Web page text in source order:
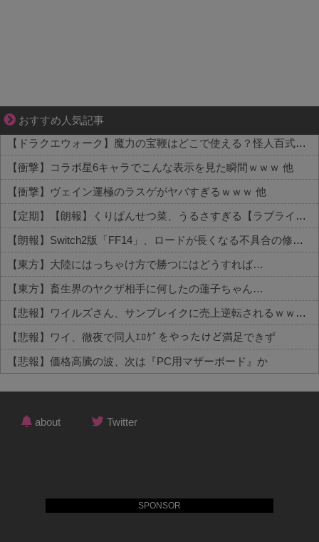
SPONSOR
おすすめ人気記事
知らない土地で、主婦は孤独になる
【ドラクエウォーク】魔力の宝鞭はどこで使える？怪人百式での実用性と不安定さを評価 他
【衝撃】コラボ星6キャラでこんな表示を見た瞬間ｗｗｗ 他
【衝撃】ヴェイン運極のラスゲがヤバすぎるｗｗｗ 他
【定期】【朗報】くりぱんせつ菜、うるさすぎる【ラブライブ！虹ヶ咲】 他
【朗報】Switch2版「FF14」、ロードが長くなる不具合の修正パッチを本日配信 他
【東方】大陸にはっちゃけ方で勝つにはどうすれば…
【東方】畜生界のヤクザ相手に何したの蓮子ちゃん…
【悲報】ワイルズさん、サンブレイクに売上逆転されるｗｗｗｗｗ
【悲報】ワイ、徹夜で同人ｴﾛｹﾞをやったけど満足できず
【悲報】価格高騰の波、次は『PC用マザーボード』か
Powered by livedoor 相互RSS
about Twitter